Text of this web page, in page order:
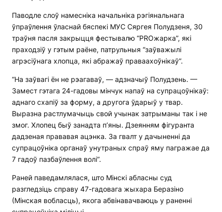
Паводле слоў намесніка начальніка рэгіянальнага
ўпраўлення ўласнай бяспекі МУС Сяргея Полудзеня, 30
траўня пасля закрыцця фестывалю “PROжарка”, які
праходзіў у гэтым раёне, патрульныя “заўважылі
агрэсіўнага хлопца, які абражаў праваахоўнікаў”.
“На заўвагі ён не рэагаваў, — адзначыў Полудзень. —
Замест гэтага 24-гадовы мінчук напаў на супрацоўнікаў:
аднаго схапіў за форму, а другога ўдарыў у твар.
Выразна растлумачыць свой учынак затрыманы так і не
змог. Хлопец быў занадта п’яны. Дзеянням фігуранта
дадзеная прававая ацэнка. За гвалт у дачыненні да
супрацоўніка органаў унутраных спраў яму пагражае да
7 гадоў пазбаўлення волі”.
Раней паведамлялася, што Мінскі абласны суд
разгледзіць справу 47-гадовага жыхара Беразіно
(Мінская вобласць), якога абвінавачваюць у раненні